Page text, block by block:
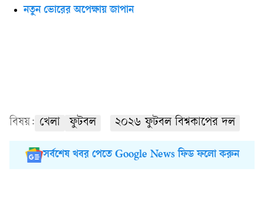
নতুন ভোরের অপেক্ষায় জাপান
বিষয়: খেলা ফুটবল ২০২৬ ফুটবল বিশ্বকাপের দল
সর্বশেষ খবর পেতে Google News ফিড ফলো করুন